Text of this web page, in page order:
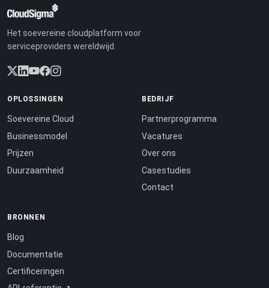
Het soevereine cloudplatform voor
serviceproviders wereldwijd.
OPLOSSINGEN
Soevereine Cloud
Businessmodel
Prijzen
Duurzaamheid
BEDRIJF
Partnerprogramma
Vacatures
Over ons
Casestudies
Contact
BRONNEN
Blog
Documentatie
Certificeringen